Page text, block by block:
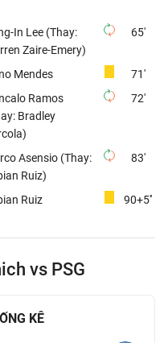
In Lee (Thay:
Zaire-Emery)
65'
Mendes
71'
Ramos
Bradley
72'
Asensio (Thay:
Ruiz)
83'
Ruiz 90+5''
vs PSG
KÊ